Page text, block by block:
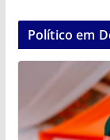
Político em